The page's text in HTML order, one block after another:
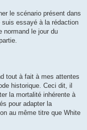
le scénario présent dans
essayé à la rédaction
normand le jour du
tout à fait à mes attentes
historique. Ceci dit, il
la mortalité inhérente à
pour adapter la
au même titre que White